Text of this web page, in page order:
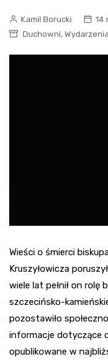
Kamil Borucki
14
Duchowni, Wydarzenia
Wieści o śmierci
Kruszyłowicza
wiele lat pełnił on rolę
szczecińsko-
pozostawiło
informacje dotyczące
opublikowane w